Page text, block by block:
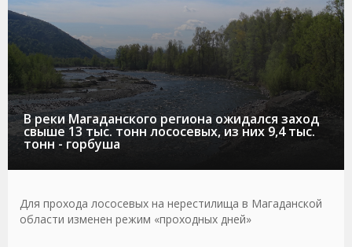
В реки Магаданского региона ожидался заход
свыше 13 тыс. тонн лососевых, из них 9,4 тыс.
тонн - горбуша
Для прохода лососевых на нерестилища в Магаданской
области изменен режим «проходных дней»